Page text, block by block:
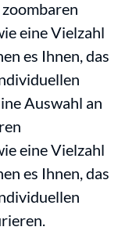
eine Vielzahl
es Ihnen, das
Auswahl an
eine Vielzahl
es Ihnen, das